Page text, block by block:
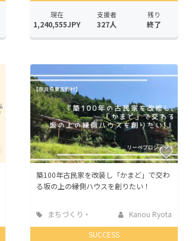
現在
1,240,555JPY
支援者
327人
残り
終了
築100年古民家を改装し「かまど」で交わ
る坂の上の縁側ハウスを創りたい！
まちづくり・
地域活性化
Kanou Ryota
SUCCESS